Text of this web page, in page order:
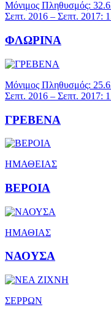
Μόνιμος Πληθυσμός:
Σεπτ. 2016 – Σεπτ. 2017:
ΦΛΩΡΙΝΑ
Μόνιμος Πληθυσμός:
Σεπτ. 2016 – Σεπτ. 2017:
ΓΡΕΒΕΝΑ
ΗΜΑΘΕΙΑΣ
ΒΕΡΟΙΑ
ΗΜΑΘΙΑΣ
ΝΑΟΥΣΑ
ΣΕΡΡΩΝ